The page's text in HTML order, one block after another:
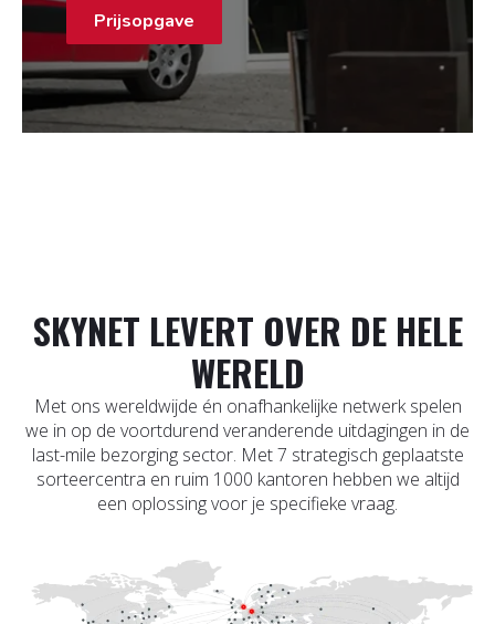
Prijsopgave
SKYNET LEVERT OVER DE HELE
WERELD
Met ons wereldwijde én onafhankelijke netwerk spelen
we in op de voortdurend veranderende uitdagingen in de
last-mile bezorging sector. Met 7 strategisch geplaatste
sorteercentra en ruim 1000 kantoren hebben we altijd
een oplossing voor je specifieke vraag.